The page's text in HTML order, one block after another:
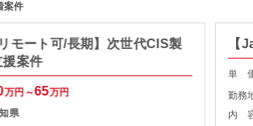
案件
モート可/長期】次世代CIS製
援案件
万円～65万円
県
【
単
勤務
内